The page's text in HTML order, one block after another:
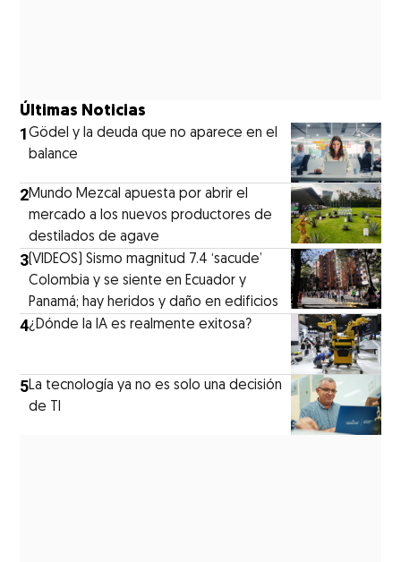
Últimas Noticias
1Gödel y la deuda que no aparece en el
balance
2Mundo Mezcal apuesta por abrir el
mercado a los nuevos productores de
destilados de agave
3(VIDEOS) Sismo magnitud 7.4 ‘sacude’
Colombia y se siente en Ecuador y
Panamá; hay heridos y daño en edificios
4¿Dónde la IA es realmente exitosa?
5La tecnología ya no es solo una decisión
de TI